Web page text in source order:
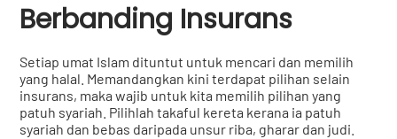
Berbanding Insurans
Setiap umat Islam dituntut untuk mencari dan memilih
yang halal. Memandangkan kini terdapat pilihan selain
insurans, maka wajib untuk kita memilih pilihan yang
patuh syariah. Pilihlah takaful kereta kerana ia patuh
syariah dan bebas daripada unsur riba, gharar dan judi.